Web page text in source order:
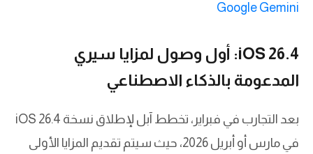
Google Gemini
iOS 26.4: أول وصول لمزايا سيري
المدعومة بالذكاء الاصطناعي
بعد التجارب في فبراير، تخطط آبل لإطلاق نسخة iOS 26.4
في مارس أو أبريل 2026، حيث سيتم تقديم المزايا الأولى